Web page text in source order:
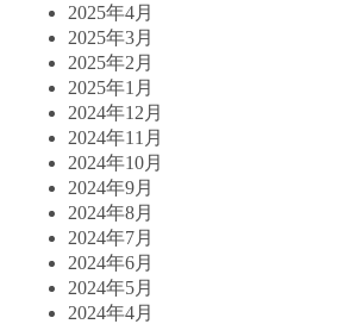
2025年4月
2025年3月
2025年2月
2025年1月
2024年12月
2024年11月
2024年10月
2024年9月
2024年8月
2024年7月
2024年6月
2024年5月
2024年4月